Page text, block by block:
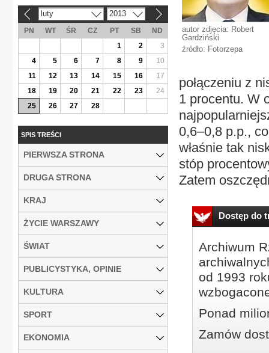
autor zdjęcia: Robert
Gardziński
źródło: Fotorzepa
połączeniu z
1 procentu. W
0,6–0,8 p.p.,
właśnie tak
stóp
Zatem
Dostęp do
Archiwum
od 1993
Ponad
Zamów
luty 2013
PN WT ŚR CZ PT SB
ND
1
2
3
4
5 6 7 8 9
10
11
12 13 14 15 16
17
18
19 20 21 22 23
24
25
26 27 28
SPIS TREŚCI
PIERWSZA STRONA
DRUGA STRONA
KRAJ
ŻYCIE WARSZAWY
ŚWIAT
PUBLICYSTYKA, OPINIE
KULTURA
SPORT
EKONOMIA